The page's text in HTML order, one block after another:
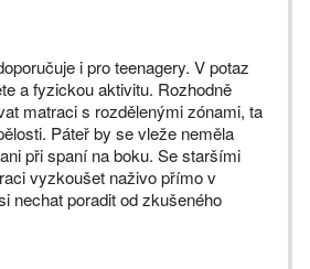
i pro teenagery. V potaz
a fyzickou aktivitu. Rozhodně
matraci s rozdělenými zónami, ta
Páteř by se vleže neměla
při spaní na boku. Se staršími
vyzkoušet naživo přímo v
nechat poradit od zkušeného